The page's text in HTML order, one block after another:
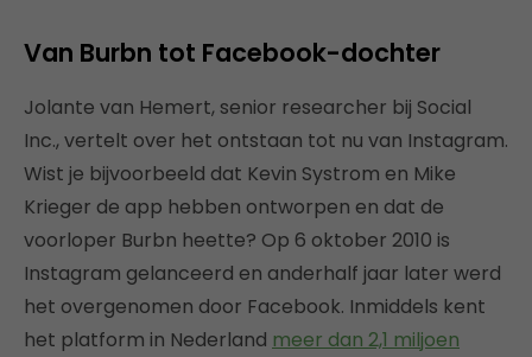
Van Burbn tot Facebook-dochter
Jolante van Hemert, senior researcher bij Social
Inc., vertelt over het ontstaan tot nu van Instagram.
Wist je bijvoorbeeld dat Kevin Systrom en Mike
Krieger de app hebben ontworpen en dat de
voorloper Burbn heette? Op 6 oktober 2010 is
Instagram gelanceerd en anderhalf jaar later werd
het overgenomen door Facebook. Inmiddels kent
het platform in Nederland meer dan 2,1 miljoen